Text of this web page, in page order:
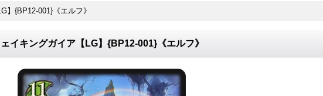
】{BP12-001}《エルフ》
イキングガイア【LG】{BP12-001}《エルフ》